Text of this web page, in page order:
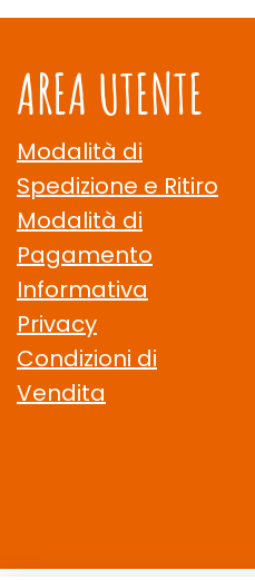
AREA UTENTE
Modalità di
Spedizione e Ritiro
Modalità di
Pagamento
Informativa
Privacy
Condizioni di
Vendita